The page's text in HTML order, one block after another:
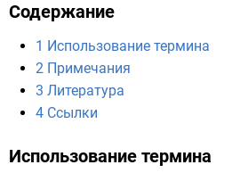
Содержание
1 Использование термина
2 Примечания
3 Литература
4 Ссылки
Использование термина